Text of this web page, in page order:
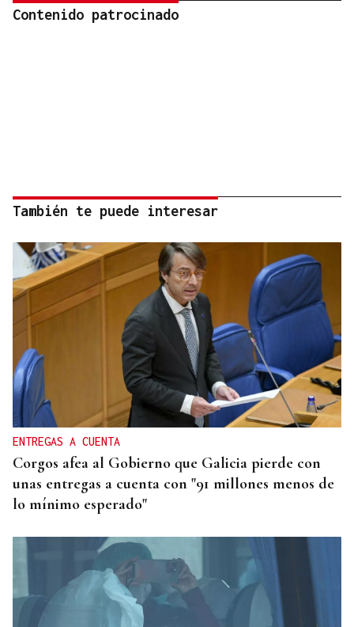
Contenido patrocinado
También te puede interesar
ENTREGAS A CUENTA
Corgos afea al Gobierno que Galicia pierde con
unas entregas a cuenta con "91 millones menos de
lo mínimo esperado"